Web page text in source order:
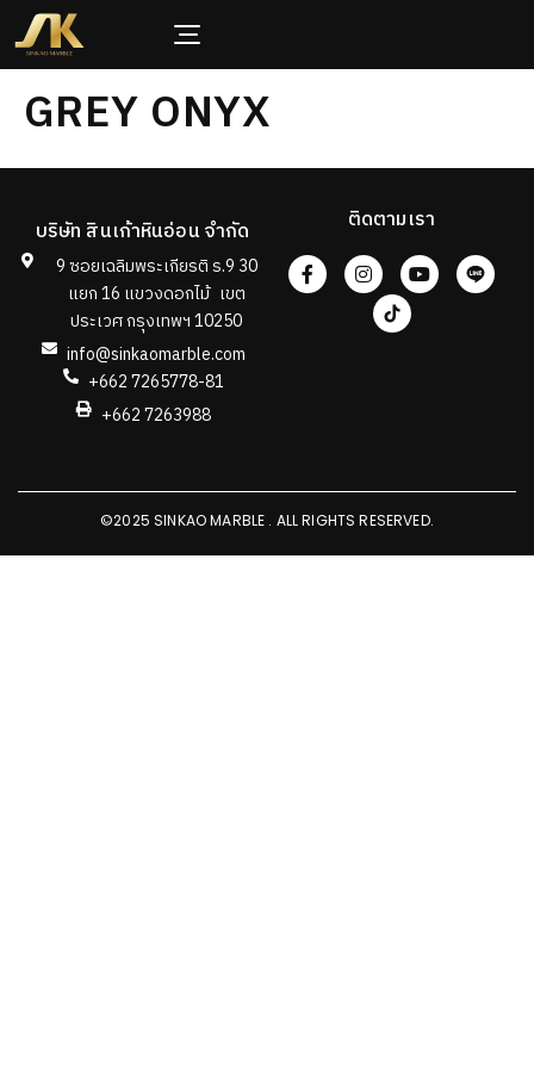
GREY ONYX
บริษัท สินเก้าหินอ่อน จำกัด
9 ซอยเฉลิมพระเกียรติ ร.9 30
แยก 16 แขวงดอกไม้ เขต
ประเวศ กรุงเทพฯ 10250
info@sinkaomarble.com
+662 7265778-81
+662 7263988
ติดตามเรา
©2025 SINKAO MARBLE . ALL RIGHTS RESERVED.